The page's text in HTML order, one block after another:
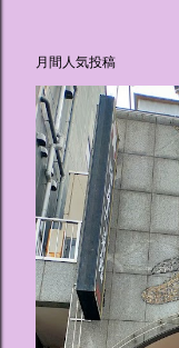
月間人気投稿